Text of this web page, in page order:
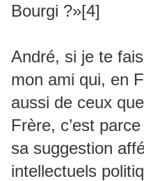
Bourgi ?»[4]
André, si je te
mon ami qui, en
aussi de ceux
Frère, c’est
sa suggestion
intellectuels